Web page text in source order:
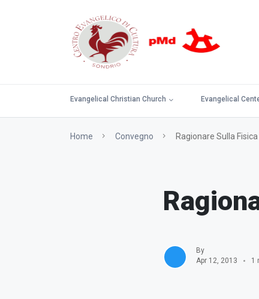
Evangelical Christian Church Evangelical
Home Convegno Ragionare Sulla Fisica
By
Apr 12, 2013
1